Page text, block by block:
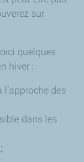
sur
quelques
hiver :
des
dans les